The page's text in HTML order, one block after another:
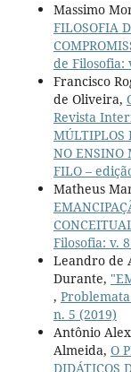
Massimo
FILOSOFIA
de Filosofia:
Francisco
de Oliveira,
Revista
MÚLTIPLOS
NO ENSINO
FILO –
Matheus
Filosofia: v.
Leandro de
Durante,
,
n. 5 (2019)
Antônio
Almeida, O
DIDÁTICOS